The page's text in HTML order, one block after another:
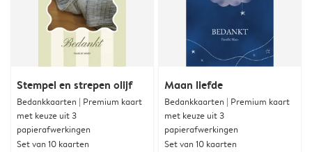
Stempel en strepen olijf
Bedankkaarten | Premium kaart
met keuze uit 3
papierafwerkingen
Set van 10 kaarten
Maan liefde
Bedankkaarten | Premium kaart
met keuze uit 3
papierafwerkingen
Set van 10 kaarten